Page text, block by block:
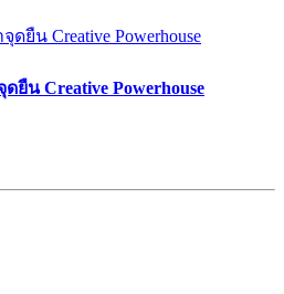
น Creative Powerhouse